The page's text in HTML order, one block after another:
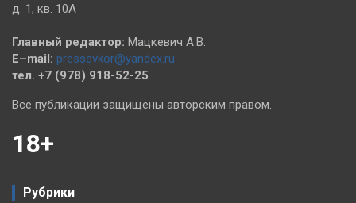
д. 1, кв. 10А
Главный редактор: Мацкевич А.В.
E–mail: pressevkor@yandex.ru
тел. +7 (978) 918-52-25
Все публикации защищены авторским правом.
18+
Рубрики